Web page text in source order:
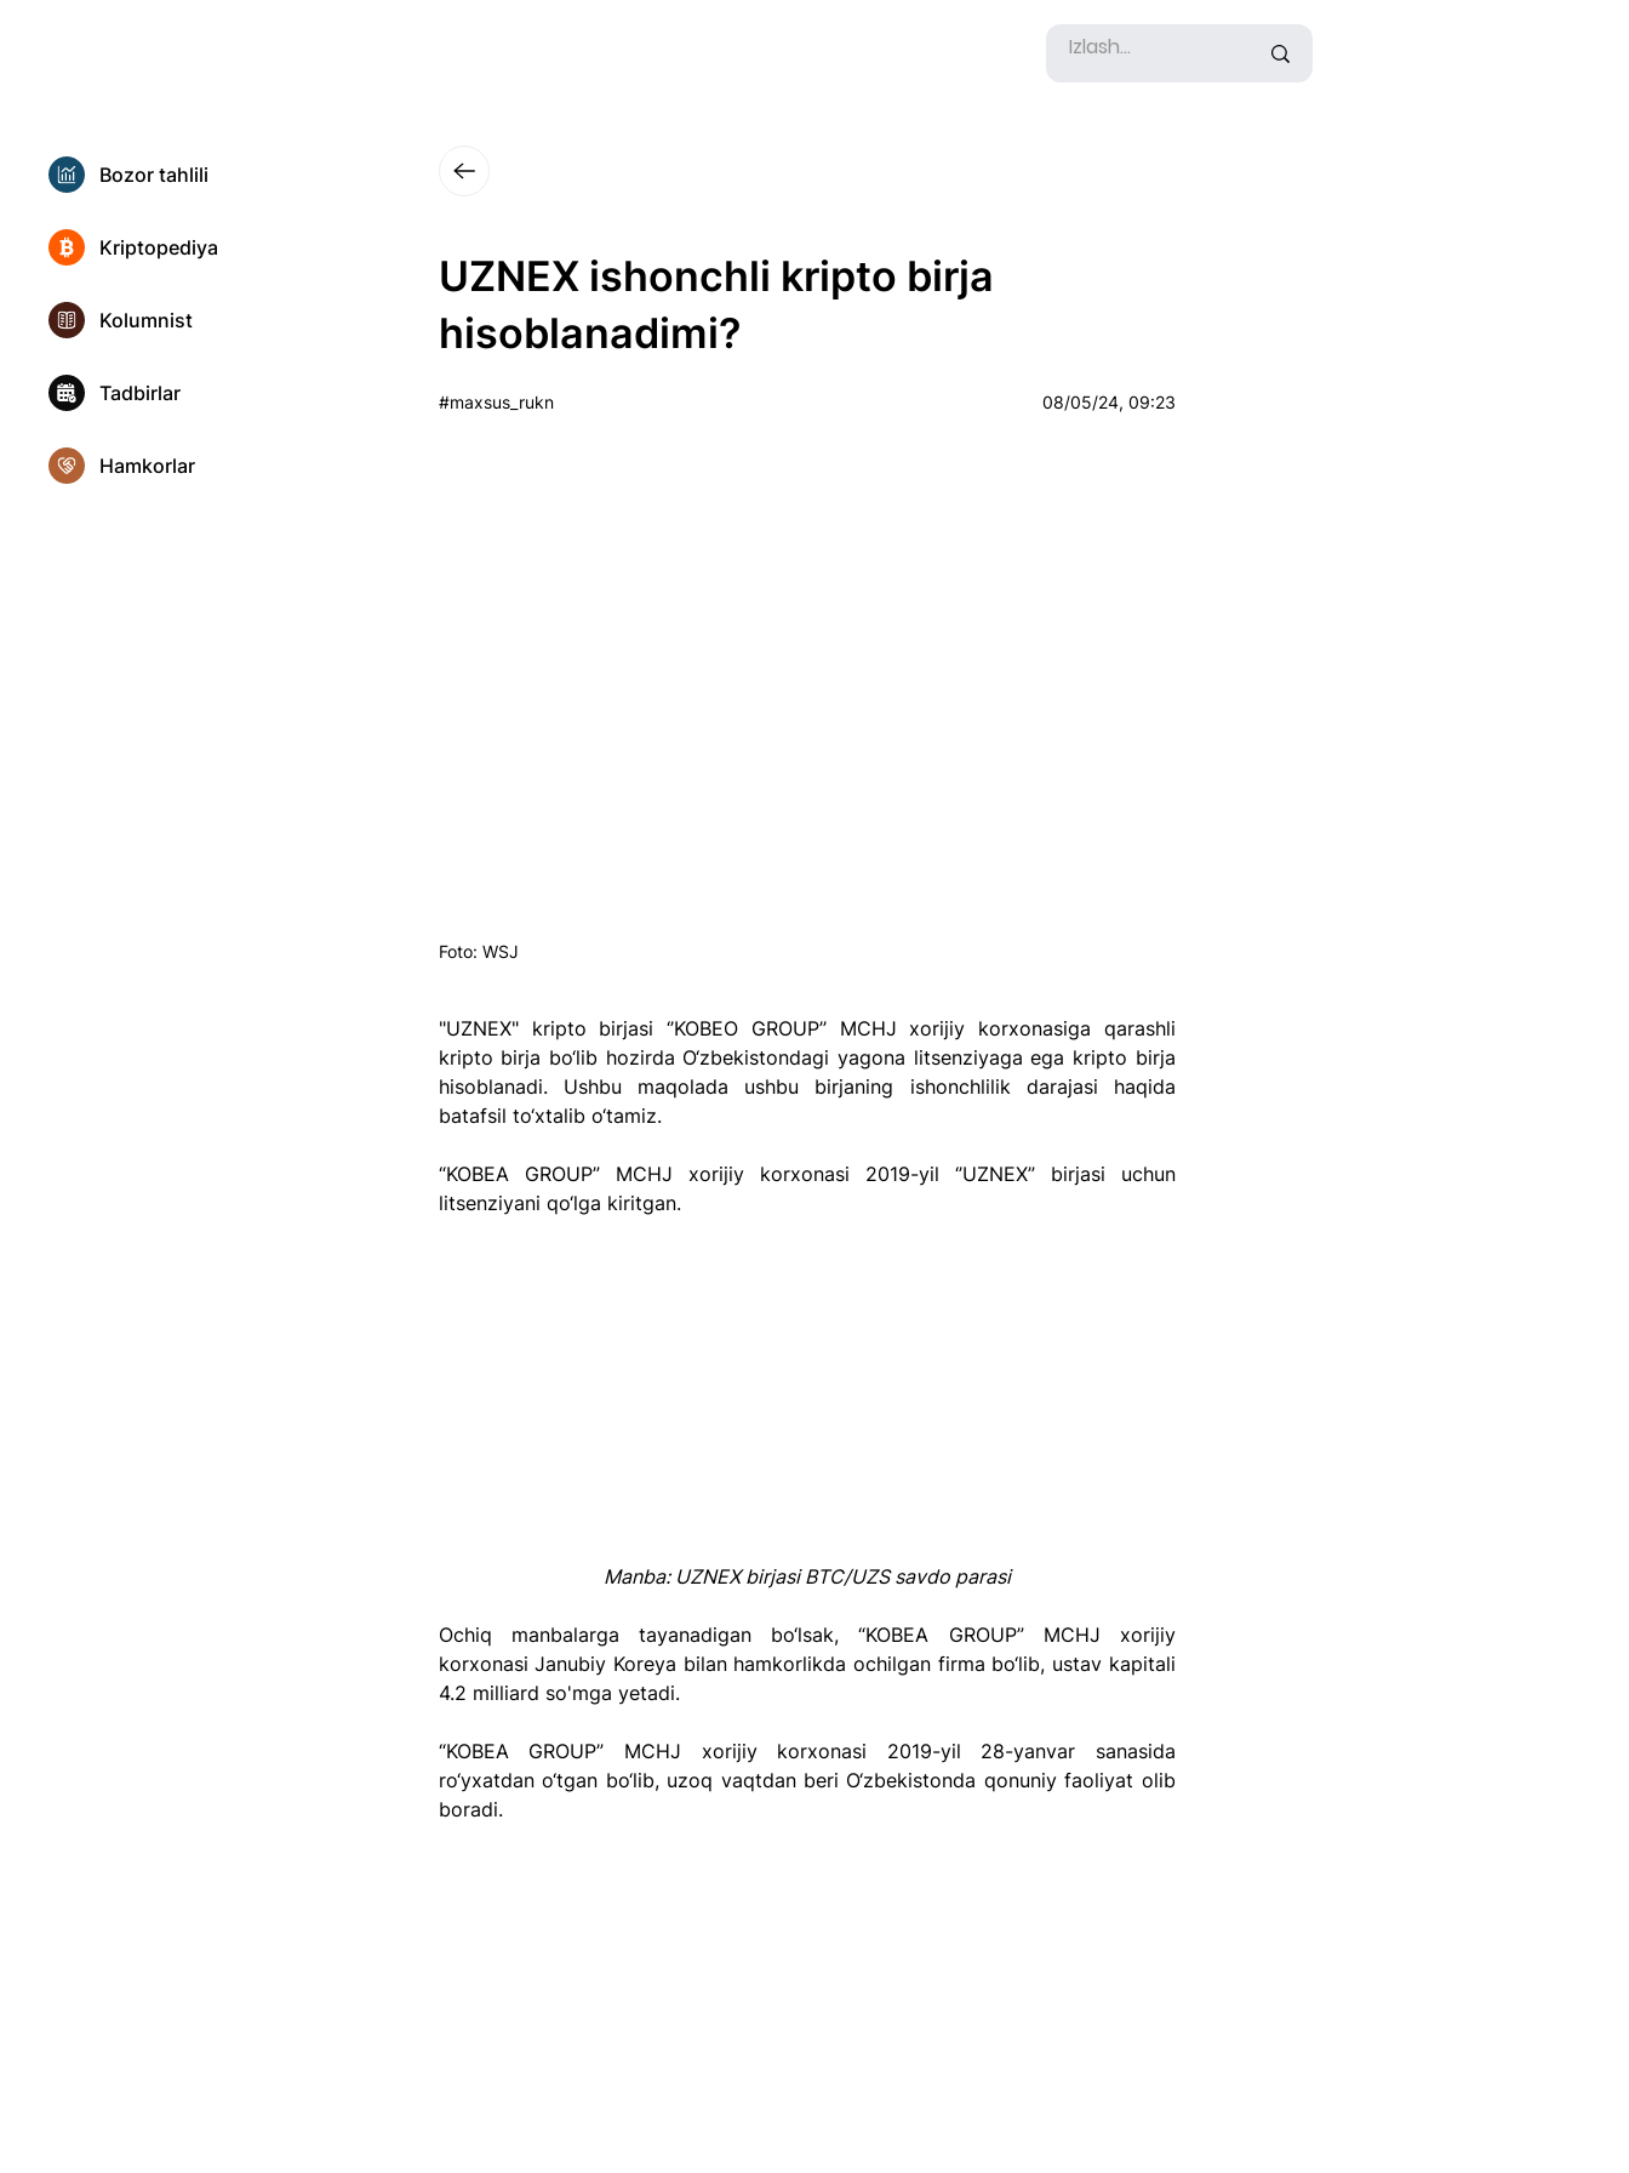
UZNEX ishonchli kripto birja
hisoblanadimi?
#maxsus_rukn 08/05/24, 09:23
Foto: WSJ
"UZNEX" kripto birjasi ‘’KOBEO GROUP’’ MCHJ xorijiy korxonasiga qarashli
kripto birja bo‘lib hozirda O‘zbekistondagi yagona litsenziyaga ega kripto birja
hisoblanadi. Ushbu maqolada ushbu birjaning ishonchlilik darajasi haqida
batafsil to‘xtalib o‘tamiz.
“KOBEA GROUP” MCHJ xorijiy korxonasi 2019-yil ‘’UZNEX” birjasi uchun
litsenziyani qo‘lga kiritgan.
Manba: UZNEX birjasi BTC/UZS savdo parasi
Ochiq manbalarga tayanadigan bo‘lsak, “KOBEA GROUP” MCHJ xorijiy
korxonasi Janubiy Koreya bilan hamkorlikda ochilgan firma bo‘lib, ustav kapitali
4.2 milliard so'mga yetadi.
“KOBEA GROUP” MCHJ xorijiy korxonasi 2019-yil 28-yanvar sanasida
ro‘yxatdan o‘tgan bo‘lib, uzoq vaqtdan beri O‘zbekistonda qonuniy faoliyat olib
boradi.
Kriptopediya
Hamkorlar
Kolumnist
Tadbirlar
Bozor tahlili